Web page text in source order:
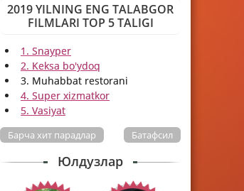
2019 YILNING ENG TALABGOR
FILMLARI TOP 5 TALIGI
1. Snayper
2. Keksa bo'ydoq
3. Muhabbat restorani
4. Super xizmatkor
5. Vasiyat
Батафсил
Барча хит парадлар
Юлдузлар